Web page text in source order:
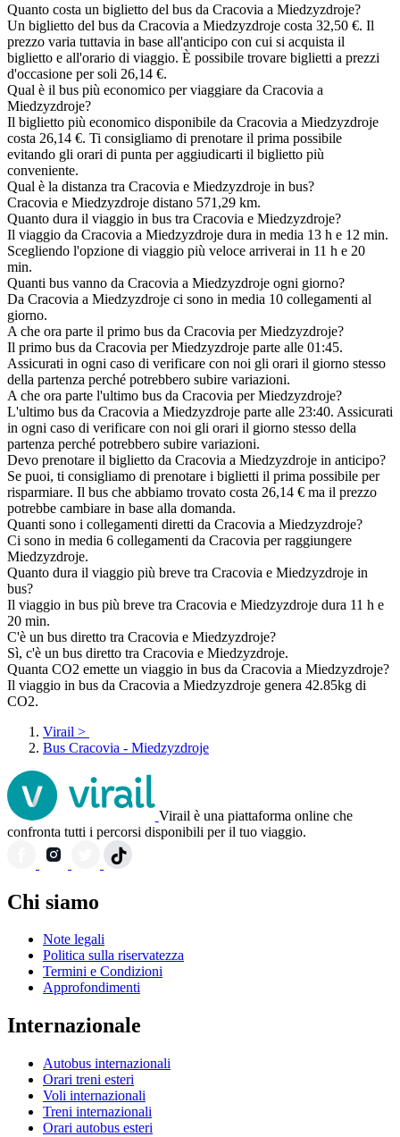
Quanto costa un biglietto del bus da Cracovia a Miedzyzdroje?
Un biglietto del bus da Cracovia a Miedzyzdroje costa 32,50 €. Il
prezzo varia tuttavia in base all'anticipo con cui si acquista il
biglietto e all'orario di viaggio. È possibile trovare biglietti a prezzi
d'occasione per soli 26,14 €.
Qual è il bus più economico per viaggiare da Cracovia a
Miedzyzdroje?
Il biglietto più economico disponibile da Cracovia a Miedzyzdroje
costa 26,14 €. Ti consigliamo di prenotare il prima possibile
evitando gli orari di punta per aggiudicarti il biglietto più
conveniente.
Qual è la distanza tra Cracovia e Miedzyzdroje in bus?
Cracovia e Miedzyzdroje distano 571,29 km.
Quanto dura il viaggio in bus tra Cracovia e Miedzyzdroje?
Il viaggio da Cracovia a Miedzyzdroje dura in media 13 h e 12 min.
Scegliendo l'opzione di viaggio più veloce arriverai in 11 h e 20
min.
Quanti bus vanno da Cracovia a Miedzyzdroje ogni giorno?
Da Cracovia a Miedzyzdroje ci sono in media 10 collegamenti al
giorno.
A che ora parte il primo bus da Cracovia per Miedzyzdroje?
Il primo bus da Cracovia per Miedzyzdroje parte alle 01:45.
Assicurati in ogni caso di verificare con noi gli orari il giorno stesso
della partenza perché potrebbero subire variazioni.
A che ora parte l'ultimo bus da Cracovia per Miedzyzdroje?
L'ultimo bus da Cracovia a Miedzyzdroje parte alle 23:40. Assicurati
in ogni caso di verificare con noi gli orari il giorno stesso della
partenza perché potrebbero subire variazioni.
Devo prenotare il biglietto da Cracovia a Miedzyzdroje in anticipo?
Se puoi, ti consigliamo di prenotare i biglietti il prima possibile per
risparmiare. Il bus che abbiamo trovato costa 26,14 € ma il prezzo
potrebbe cambiare in base alla domanda.
Quanti sono i collegamenti diretti da Cracovia a Miedzyzdroje?
Ci sono in media 6 collegamenti da Cracovia per raggiungere
Miedzyzdroje.
Quanto dura il viaggio più breve tra Cracovia e Miedzyzdroje in
bus?
Il viaggio in bus più breve tra Cracovia e Miedzyzdroje dura 11 h e
20 min.
C'è un bus diretto tra Cracovia e Miedzyzdroje?
Sì, c'è un bus diretto tra Cracovia e Miedzyzdroje.
Quanta CO2 emette un viaggio in bus da Cracovia a Miedzyzdroje?
Il viaggio in bus da Cracovia a Miedzyzdroje genera 42.85kg di
CO2.
Virail >
Bus Cracovia - Miedzyzdroje
Virail è una piattaforma online che
confronta tutti i percorsi disponibili per il tuo viaggio.
Chi siamo
Note legali
Politica sulla riservatezza
Termini e Condizioni
Approfondimenti
Internazionale
Autobus internazionali
Orari treni esteri
Voli internazionali
Treni internazionali
Orari autobus esteri